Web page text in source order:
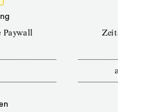
Paywall
ab